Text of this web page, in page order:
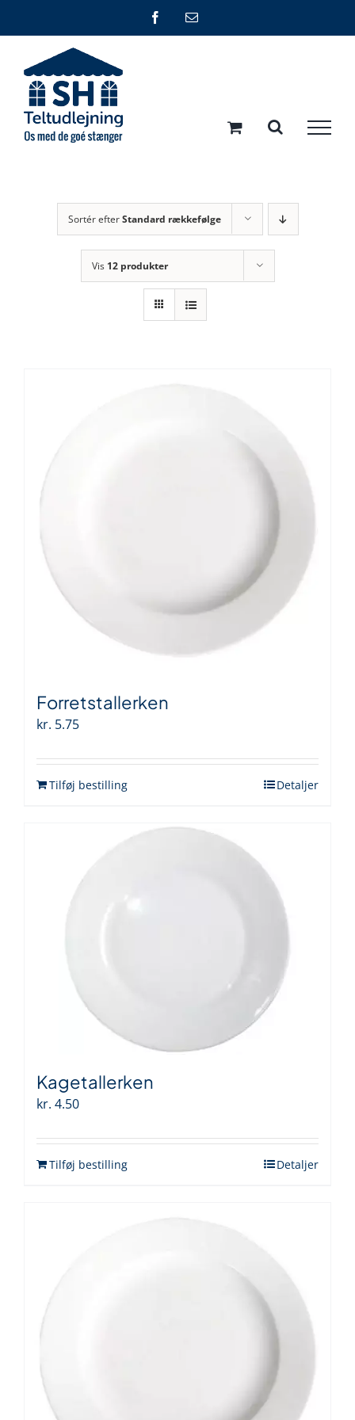
to
Facebook
E-
Sortér efterStandard rækkefølge
Vis 12 produkter
Forretstallerken
kr. 5.75
Tilføj bestilling Detaljer
Kagetallerken
kr. 4.50
Tilføj bestilling Detaljer